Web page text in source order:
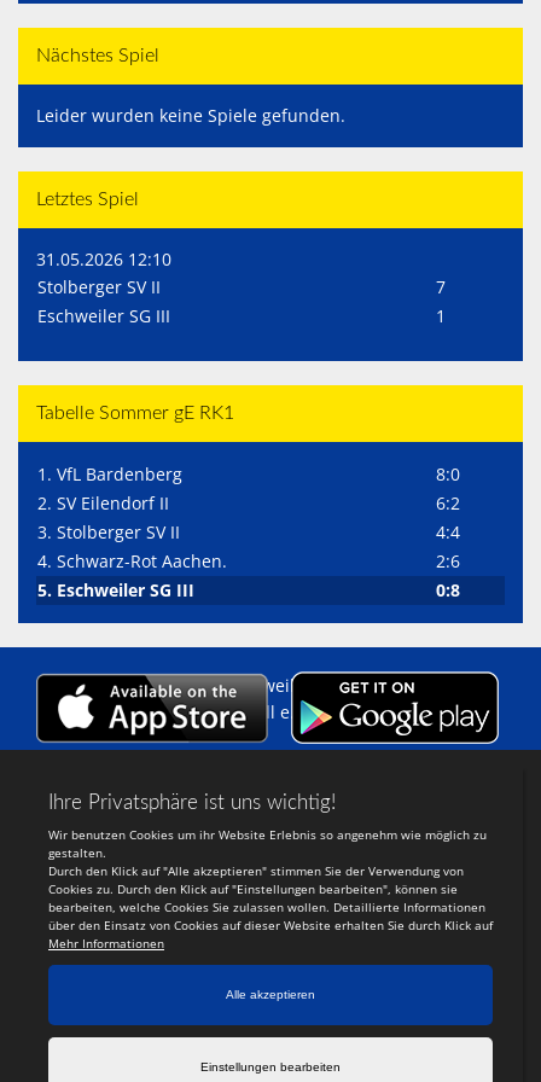
Nächstes Spiel
Leider wurden keine Spiele gefunden.
Letztes Spiel
31.05.2026 12:10
Stolberger SV II
7
Eschweiler SG III
1
Tabelle Sommer gE RK1
1. VfL Bardenberg
8:0
2. SV Eilendorf II
6:2
3. Stolberger SV II
4:4
4. Schwarz-Rot Aachen.
2:6
5. Eschweiler SG III
0:8
Copyright 2014 - 2026 Eschweiler
Sportgemeinschaft Handball e.V.
TeamSports 2
Ein System dertewesolUG
(haftungsbeschrÃ¤nkt)